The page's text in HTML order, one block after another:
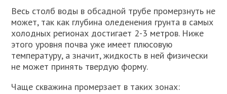
Весь столб воды в обсадной трубе промерзнуть не
может, так как глубина оледенения грунта в самых
холодных регионах достигает 2-3 метров. Ниже
этого уровня почва уже имеет плюсовую
температуру, а значит, жидкость в ней физически
не может принять твердую форму.
Чаще скважина промерзает в таких зонах: